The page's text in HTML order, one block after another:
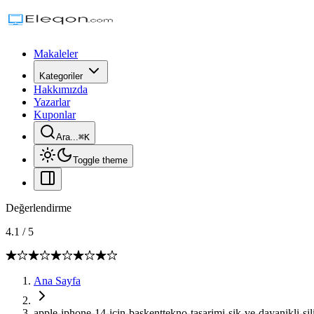
Makaleler
Kategoriler
Hakkımızda
Yazarlar
Kuponlar
Ara...⌘K
Toggle theme
Değerlendirme
4.1 / 5
Ana Sayfa